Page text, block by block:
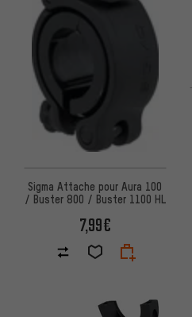
Sigma Attache pour Aura 100
/ Buster 800 / Buster 1100 HL
7,99€